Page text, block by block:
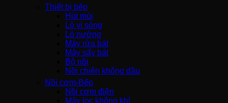
Thiết bị bếp
Hút mùi
Lò vi sóng
Lò nướng
Máy rửa bát
Máy sấy bát
Bộ nồi
Nồi chiên không dầu
Nồi cơm-Bếp
Nồi cơm điện
Máy lọc không khí